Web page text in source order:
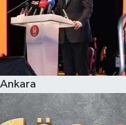
Ankara